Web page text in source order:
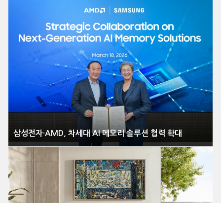
삼성전자·AMD, 차세대 AI 메모리 솔루션 협력 확대